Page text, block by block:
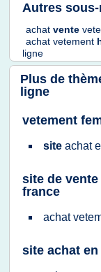
Autres
achat vente
achat vetement
ligne
Plus de
ligne
vetement
site achat
site de
france
achat
site achat